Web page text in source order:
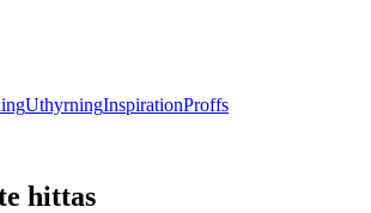
UthyrningInspirationProffs
hittas